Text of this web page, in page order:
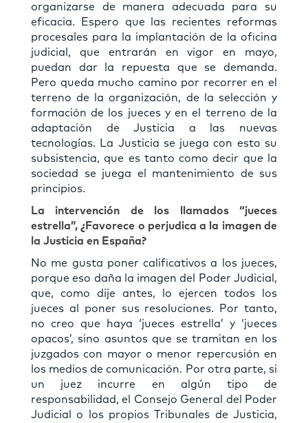
organizarse de manera adecuada para su
eﬁcacia. Espero que las recientes reformas
procesales para la implantación de la oﬁcina
judicial, que entrarán en vigor en mayo,
puedan dar la repuesta que se demanda.
Pero queda mucho camino por recorrer en el
terreno de la organización, de la selección y
formación de los jueces y en el terreno de la
adaptación de Justicia a las nuevas
tecnologías. La Justicia se juega con esto su
subsistencia, que es tanto como decir que la
sociedad se juega el mantenimiento de sus
principios.
La intervención de los llamados “jueces
estrella”, ¿Favorece o perjudica a la imagen de
la Justicia en España?
No me gusta poner caliﬁcativos a los jueces,
porque eso daña la imagen del Poder Judicial,
que, como dije antes, lo ejercen todos los
jueces al poner sus resoluciones. Por tanto,
no creo que haya ‘jueces estrella’ y ‘jueces
opacos’, sino asuntos que se tramitan en los
juzgados con mayor o menor repercusión en
los medios de comunicación. Por otra parte, si
un juez incurre en algún tipo de
responsabilidad, el Consejo General del Poder
Judicial o los propios Tribunales de Justicia,